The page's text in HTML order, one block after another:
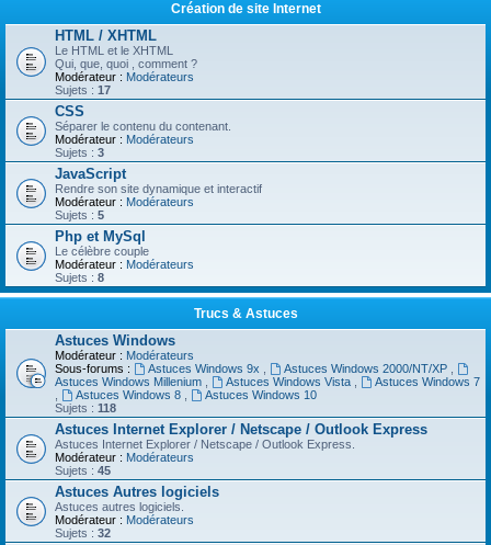
Création de site Internet
HTML / XHTML
Le HTML et le XHTML
Qui, que, quoi , comment ?
Modérateur : Modérateurs
Sujets : 17
CSS
Séparer le contenu du contenant.
Modérateur : Modérateurs
Sujets : 3
JavaScript
Rendre son site dynamique et interactif
Modérateur : Modérateurs
Sujets : 5
Php et MySql
Le célèbre couple
Modérateur : Modérateurs
Sujets : 8
Trucs & Astuces
Astuces Windows
Modérateur : Modérateurs
Sous-forums :
Astuces Windows 9x Astuces Windows 2000/NT/XP
Astuces Windows Millenium
Astuces Windows Vista
Astuces Windows 7
Astuces Windows 8
Astuces Windows 10
Sujets : 118
Astuces Internet Explorer / Netscape / Outlook Express
Astuces Internet Explorer / Netscape / Outlook Express.
Modérateur : Modérateurs
Sujets : 45
Astuces Autres logiciels
Astuces autres logiciels.
Modérateur : Modérateurs
Sujets : 32